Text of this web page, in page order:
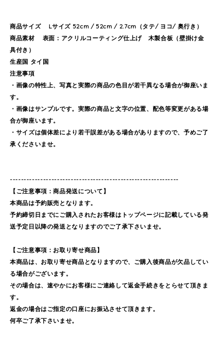
商品サイズ Lサイズ 52cm / 52cm / 2.7cm（タテ/ ヨコ/ 奥行き）
商品素材 表面：アクリルコーティング仕上げ 木製合板（壁掛け金
具付き）
生産国 タイ国
注意事項
・画像の特性上、写真と実際の商品の色目が若干異なる場合が御座いま
す。
・画像はサンプルです。実際の商品と文字の位置、配色等変更がある場
合が御座います。
・サイズは個体差により若干誤差がある場合がありますので、予めご了
承くださいませ。
-------------------------------------------------------------
【ご注意事項：商品発送について】
本商品は予約販売となります。
予約締切日までにご購入されたお客様はトップページに記載している発
送予定日以降の発送となりますのでご了承下さいませ。
【ご注意事項：お取り寄せ商品】
本商品は、お取り寄せ商品となりますので、ご購入後商品が欠品してい
る場合がございます。
その場合は、速やかにお客様にご連絡して返金手続きをとらせて頂きま
す。
返金の場合はご指定の口座にお振込させて頂きます。
何卒ご了承下さいませ。